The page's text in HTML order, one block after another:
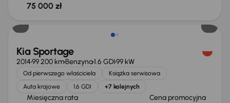
75 000 zł
Kia Sportage
201499 200 kmBenzyna1.6 GDI99 kW
Od pierwszego właściciela
Książka serwisowa
Auta krajowe
1.6 GDI +7 kolejnych
Miesięczna rata Cena promocyjna